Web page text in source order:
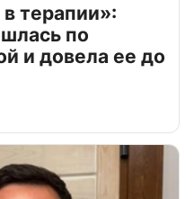
терапии»:
по
и довела ее до